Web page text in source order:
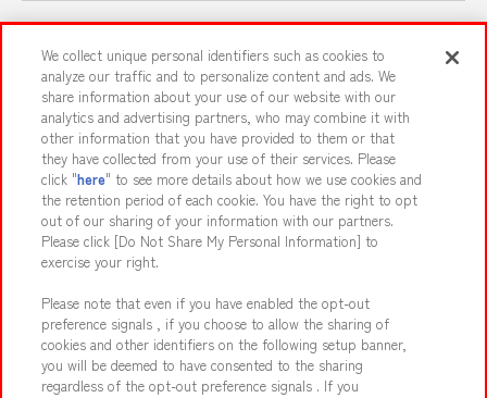
イベント・キャンペーン
関連会社 サステナビリティ サイトポリシー
プライバシーポリシー ウェブアクセシビリティ方針と検証結果
お取引先さまとともに
カスタマーハラスメント対応方針 よくあるご質問・お問い合わせ
We collect unique personal identifiers such as cookies to
analyze our traffic and to personalize content and ads. We
share information about your use of our website with our
analytics and advertising partners, who may combine it with
other information that you have provided to them or that
they have collected from your use of their services. Please
click "here" to see more details about how we use cookies and
the retention period of each cookie. You have the right to opt
out of our sharing of your information with our partners.
Please click [Do Not Share My Personal Information] to
exercise your right.
Please note that even if you have enabled the opt-out
preference signals , if you choose to allow the sharing of
cookies and other identifiers on the following setup banner,
you will be deemed to have consented to the sharing
regardless of the opt-out preference signals . If you